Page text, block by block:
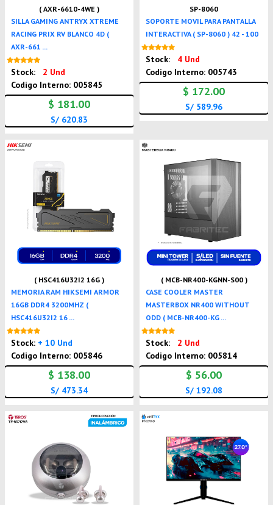
( AXR-6610-4WE )
SILLA GAMING ANTRYX XTREME
RACING PRIX RV BLANCO 4D (
AXR-661 ...
Stock:
2 Und
Codigo Interno: 005845
$ 181.00
S/ 620.83
SP-8060
SOPORTE MOVIL PARA PANTALLA
INTERACTIVA ( SP-8060 ) 42 - 100
Stock:
4 Und
Codigo Interno: 005743
$ 172.00
S/ 589.96
( HSC416U32I2 16G )
MEMORIA RAM HIKSEMI ARMOR
16GB DDR4 3200MHZ (
HSC416U32I2 16 ...
Stock: + 10 Und
Codigo Interno: 005846
$ 138.00
S/ 473.34
( MCB-NR400-KGNN-S00 )
CASE COOLER MASTER
MASTERBOX NR400 WITHOUT
ODD ( MCB-NR400-KG ...
Stock:
2 Und
Codigo Interno: 005814
$ 56.00
S/ 192.08